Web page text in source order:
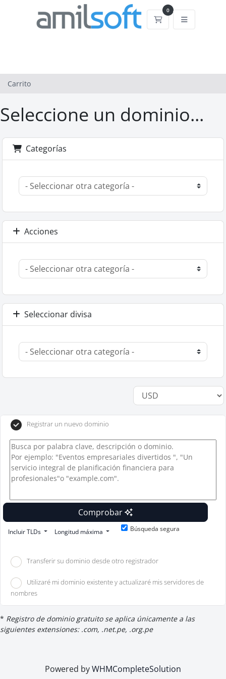
0
Carrito
Carrito
Seleccione un dominio...
Categorías
Acciones
Seleccionar divisa
Registrar un nuevo dominio
Comprobar
Incluir TLDs Longitud máxima Búsqueda segura
Transferir su dominio desde otro registrador
Utilizaré mi dominio existente y actualizaré mis servidores de
nombres
* Registro de dominio gratuito se aplica únicamente a las
siguientes extensiones: .com, .net.pe, .org.pe
Powered byWHMCompleteSolution